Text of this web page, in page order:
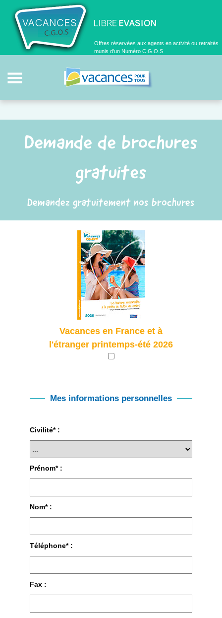
Offres réservées aux agents en activité ou retraités
munis d'un Numéro C.G.O.S
Demande de brochures
gratuites
Demandez gratuitement nos brochures
Vacances en France et à
l'étranger printemps-été 2026
Mes informations personnelles
Civilité* :
Prénom* :
Nom* :
Téléphone* :
Fax :